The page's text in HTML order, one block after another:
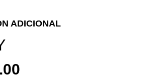
ADICIONAL